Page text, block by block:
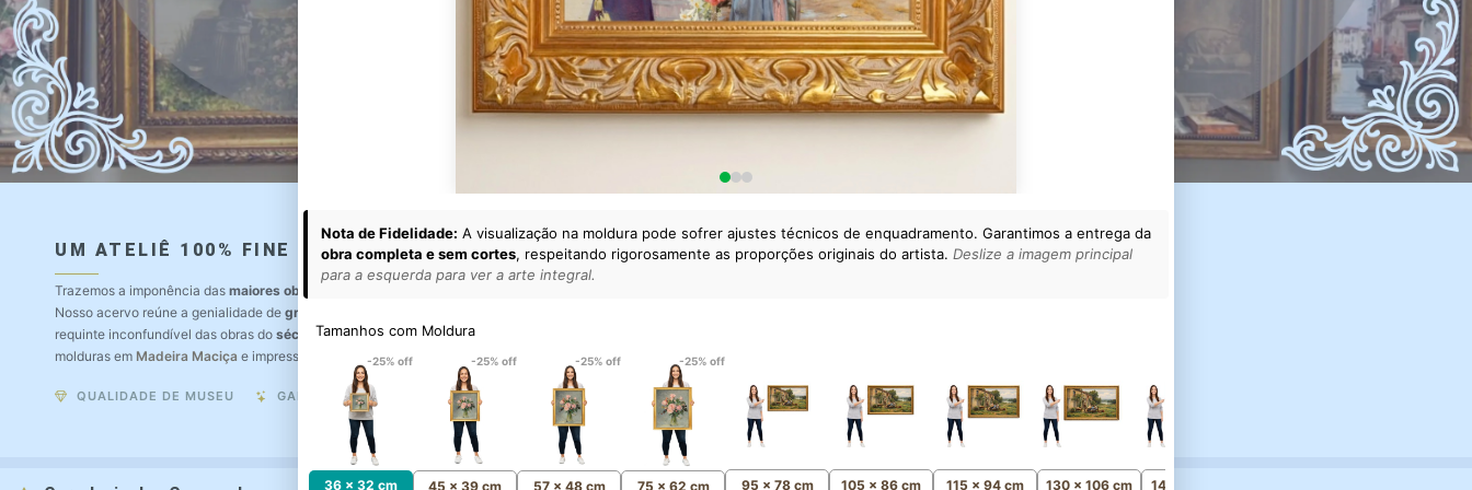
UM ATELIÊ 100% FINE ART
Trazemos a imponência das maiores obras de arte do mundo
Nosso acervo reúne a genialidade de grandes pintores renomados
requinte inconfundível das obras do século XIX. Produção artesanal em
molduras em Madeira Maciça e impressão com Pigmentação Mineral.
QUALIDADE DE MUSEU GARANTIA ETERNA
Nota de Fidelidade: A visualização na moldura pode sofrer ajustes técnicos de enquadramento. Garantimos a entrega da
obra completa e sem cortes, respeitando rigorosamente as proporções originais do artista. Deslize a imagem principal
para a esquerda para ver a arte integral.
Tamanhos com Moldura
-25% off
36 x 32 cm
-25% off
45 x 39 cm
-25% off
57 x 48 cm
-25% off
75 x 62 cm 95 x 78 cm 105 x 86 cm 115 x 94 cm 130 x 106 cm 145 x 118 cm